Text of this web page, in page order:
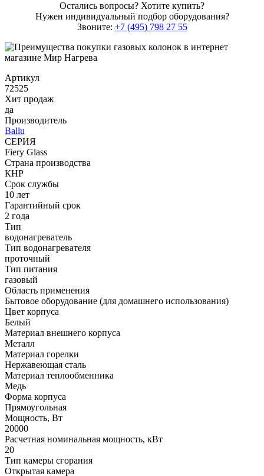
Остались вопросы? Хотите купить?
Нужен индивидуальный подбор оборудования?
Звоните: +7 (495) 798 27 55
Артикул
72525
Хит продаж
да
Производитель
Ballu
СЕРИЯ
Fiery Glass
Страна производства
КНР
Срок службы
10 лет
Гарантийный срок
2 года
Тип
водонагреватель
Тип водонагревателя
проточный
Тип питания
газовый
Область применения
Бытовое оборудование (для домашнего использования)
Цвет корпуса
Белый
Материал внешнего корпуса
Металл
Материал горелки
Нержавеющая сталь
Материал теплообменника
Медь
Форма корпуса
Прямоугольная
Мощность, Вт
20000
Расчетная номинальная мощность, кВт
20
Тип камеры сгорания
Открытая камера